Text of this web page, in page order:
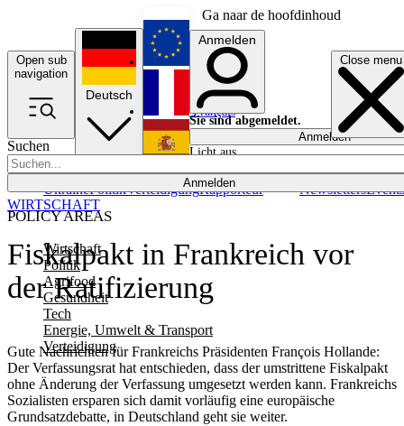
Ga naar de hoofdinhoud
Open sub
navigation
Close menu
Suchen
Anmelden
POLICY AREAS
Wirtschaft
Politik
Agrifood
Gesundheit
Tech
Energie, Umwelt & Transport
Verteidigung
UkrainePolitikVerteidigungRapporteur NewslettersEvents
Deutsch
English
Français
Anmelden
Sie sind abgemeldet.
Anmelden
Licht aus
Fiskalpakt in Frankreich vor
der Ratifizierung
Gute Nachrichten für Frankreichs Präsidenten François Hollande:
Der Verfassungsrat hat entschieden, dass der umstrittene Fiskalpakt
ohne Änderung der Verfassung umgesetzt werden kann. Frankreichs
Sozialisten ersparen sich damit vorläufig eine europäische
Grundsatzdebatte, in Deutschland geht sie weiter.
WIRTSCHAFT